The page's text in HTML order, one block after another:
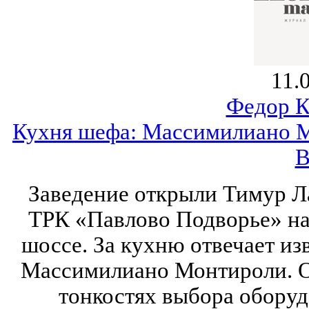
Федор
Кухня шефа: Массимилиано
Заведение открыли Тимур
ТРК «Павлово Подворье»
шоссе. За кухню отвечает
Массимилиано Монтироли.
тонкостях выбора